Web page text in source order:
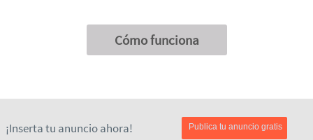
Cómo funciona
¡Inserta tu anuncio ahora!
Publica tu anuncio gratis